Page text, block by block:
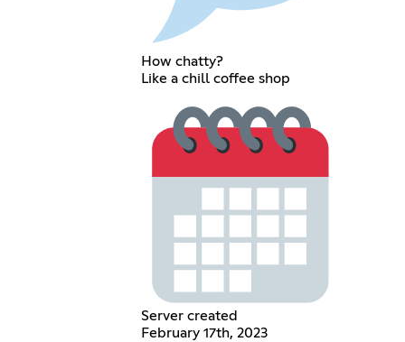
How chatty?
Like a chill coffee shop
Server created
February 17th, 2023